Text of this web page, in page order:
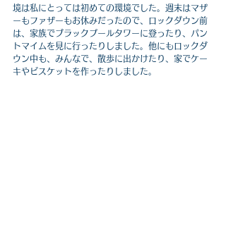
境は私にとっては初めての環境でした。週末はマザ
ーもファザーもお休みだったので、ロックダウン前
は、家族でブラックプールタワーに登ったり、パン
トマイムを見に行ったりしました。他にもロックダ
ウン中も、みんなで、散歩に出かけたり、家でケー
キやビスケットを作ったりしました。